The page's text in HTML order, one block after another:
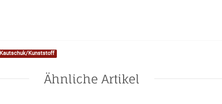
Kautschuk/Kunststoff
Ähnliche Artikel